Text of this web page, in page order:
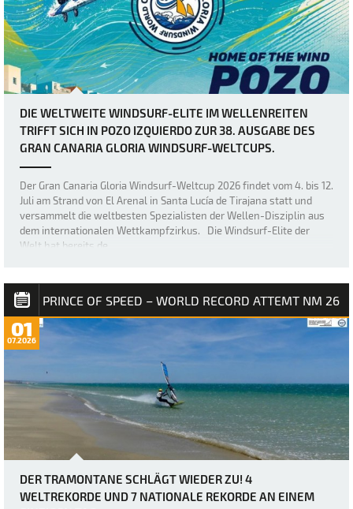
DIE WELTWEITE WINDSURF-ELITE IM WELLENREITEN
TRIFFT SICH IN POZO IZQUIERDO ZUR 38. AUSGABE DES
GRAN CANARIA GLORIA WINDSURF-WELTCUPS.
Der Gran Canaria Gloria Windsurf-Weltcup 2026 findet vom 4. bis 12.
Juli am Strand von El Arenal in Santa Lucía de Tirajana statt und
versammelt die weltbesten Spezialisten der Wellen-Disziplin aus
dem internationalen Wettkampfzirkus. Die Windsurf-Elite der
Welt hat bereits de…
PRINCE OF SPEED – WORLD RECORD ATTEMT NM 26
01
07.2026
DER TRAMONTANE SCHLÄGT WIEDER ZU! 4
WELTREKORDE UND 7 NATIONALE REKORDE AN EINEM